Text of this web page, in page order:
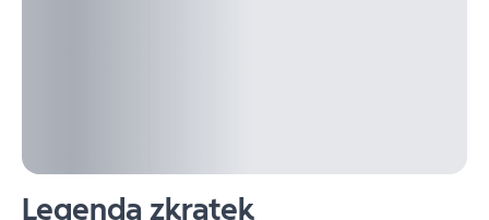
Legenda zkratek